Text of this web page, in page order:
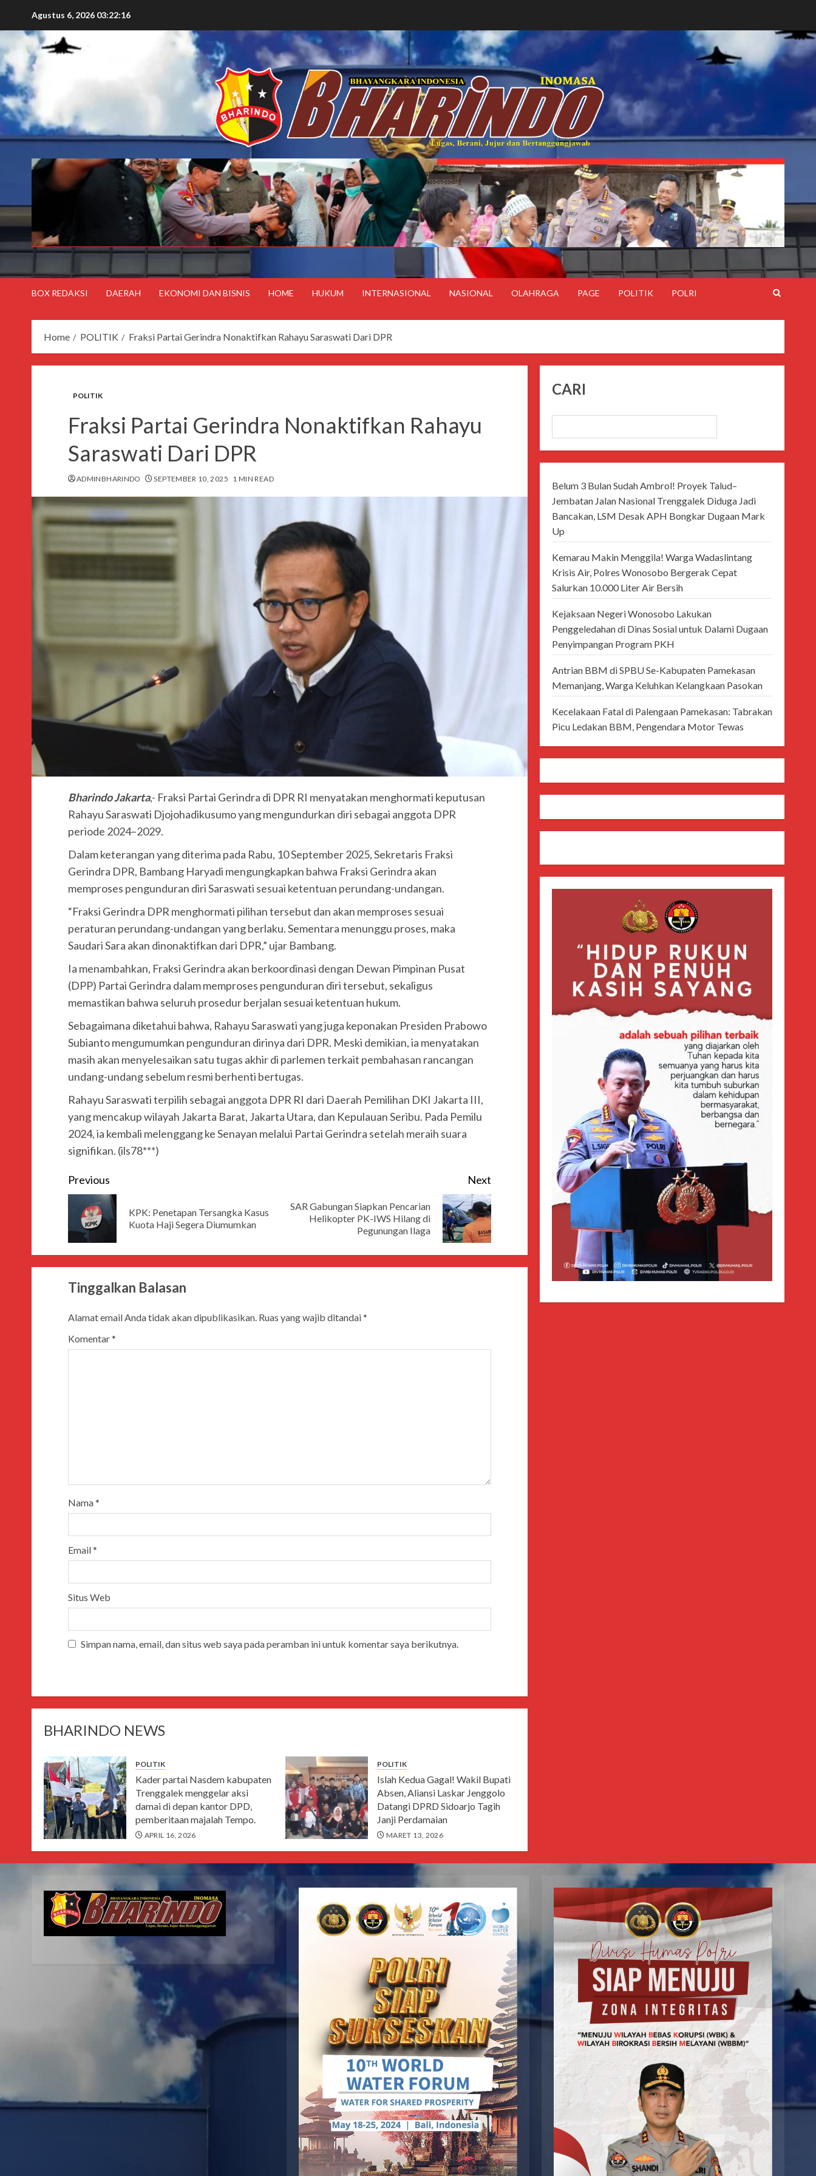
Agustus 6, 2026 03:22:18
BOX REDAKSI DAERAH EKONOMI DAN BISNIS HOME HUKUM INTERNASIONAL NASIONAL OLAHRAGA PAGE POLITIK POLRI
Home POLITIK Fraksi Partai Gerindra Nonaktifkan Rahayu Saraswati Dari DPR
POLITIK
Fraksi Partai Gerindra Nonaktifkan Rahayu
Saraswati Dari DPR
ADMINBHARINDO SEPTEMBER 10, 2025 1 MIN READ
Bharindo Jakarta,- Fraksi Partai Gerindra di DPR RI menyatakan menghormati keputusan
Rahayu Saraswati Djojohadikusumo yang mengundurkan diri sebagai anggota DPR
periode 2024–2029.
Dalam keterangan yang diterima pada Rabu, 10 September 2025, Sekretaris Fraksi
Gerindra DPR, Bambang Haryadi mengungkapkan bahwa Fraksi Gerindra akan
memproses pengunduran diri Saraswati sesuai ketentuan perundang-undangan.
“Fraksi Gerindra DPR menghormati pilihan tersebut dan akan memproses sesuai
peraturan perundang-undangan yang berlaku. Sementara menunggu proses, maka
Saudari Sara akan dinonaktifkan dari DPR,” ujar Bambang.
Ia menambahkan, Fraksi Gerindra akan berkoordinasi dengan Dewan Pimpinan Pusat
(DPP) Partai Gerindra dalam memproses pengunduran diri tersebut, sekaligus
memastikan bahwa seluruh prosedur berjalan sesuai ketentuan hukum.
Sebagaimana diketahui bahwa, Rahayu Saraswati yang juga keponakan Presiden Prabowo
Subianto mengumumkan pengunduran dirinya dari DPR. Meski demikian, ia menyatakan
masih akan menyelesaikan satu tugas akhir di parlemen terkait pembahasan rancangan
undang-undang sebelum resmi berhenti bertugas.
Rahayu Saraswati terpilih sebagai anggota DPR RI dari Daerah Pemilihan DKI Jakarta III,
yang mencakup wilayah Jakarta Barat, Jakarta Utara, dan Kepulauan Seribu. Pada Pemilu
2024, ia kembali melenggang ke Senayan melalui Partai Gerindra setelah meraih suara
signifikan. (ils78***)
Previous
KPK: Penetapan Tersangka Kasus
Kuota Haji Segera Diumumkan
Next
SAR Gabungan Siapkan Pencarian
Helikopter PK-IWS Hilang di
Pegunungan Ilaga
Tinggalkan Balasan
Alamat email Anda tidak akan dipublikasikan. Ruas yang wajib ditandai*
Komentar*
Nama*
Email*
Situs Web
Simpan nama, email, dan situs web saya pada peramban ini untuk komentar saya berikutnya.
BHARINDO NEWS
POLITIK
Kader partai Nasdem kabupaten
Trenggalek menggelar aksi
damai di depan kantor DPD,
pemberitaan majalah Tempo.
APRIL 16, 2026
POLITIK
Islah Kedua Gagal! Wakil Bupati
Absen, Aliansi Laskar Jenggolo
Datangi DPRD Sidoarjo Tagih
Janji Perdamaian
MARET 13, 2026
CARI
Belum 3 Bulan Sudah Ambrol! Proyek Talud–
Jembatan Jalan Nasional Trenggalek Diduga Jadi
Bancakan, LSM Desak APH Bongkar Dugaan Mark
Up
Kemarau Makin Menggila! Warga Wadaslintang
Krisis Air, Polres Wonosobo Bergerak Cepat
Salurkan 10.000 Liter Air Bersih
Kejaksaan Negeri Wonosobo Lakukan
Penggeledahan di Dinas Sosial untuk Dalami Dugaan
Penyimpangan Program PKH
Antrian BBM di SPBU Se-Kabupaten Pamekasan
Memanjang, Warga Keluhkan Kelangkaan Pasokan
Kecelakaan Fatal di Palengaan Pamekasan: Tabrakan
Picu Ledakan BBM, Pengendara Motor Tewas